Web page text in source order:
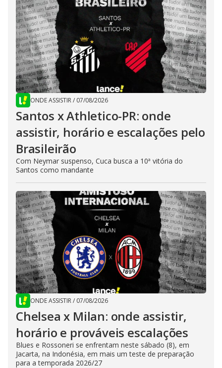
ONDE ASSISTIR/ 07/08/2026
Santos x Athletico-PR: onde
assistir, horário e escalações pelo
Brasileirão
Com Neymar suspenso, Cuca busca a 10ª vitória do
Santos como mandante
ONDE ASSISTIR/ 07/08/2026
Chelsea x Milan: onde assistir,
horário e prováveis escalações
Blues e Rossoneri se enfrentam neste sábado (8), em
Jacarta, na Indonésia, em mais um teste de preparação
para a temporada 2026/27